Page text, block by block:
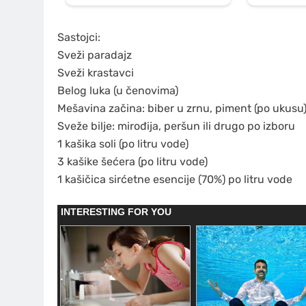
Sastojci:
Sveži paradajz
Sveži krastavci
Belog luka (u čenovima)
Mešavina začina: biber u zrnu, piment (po ukusu)
Sveže bilje: mirođija, peršun ili drugo po izboru
1 kašika soli (po litru vode)
3 kašike šećera (po litru vode)
1 kašičica sirćetne esencije (70%) po litru vode